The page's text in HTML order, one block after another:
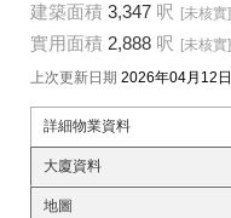
建築面積 3,347 呎 [未核實]
實用面積 2,888 呎 [未核實]
上次更新日期 2026年04月12日
詳細物業資料
大廈資料
地圖